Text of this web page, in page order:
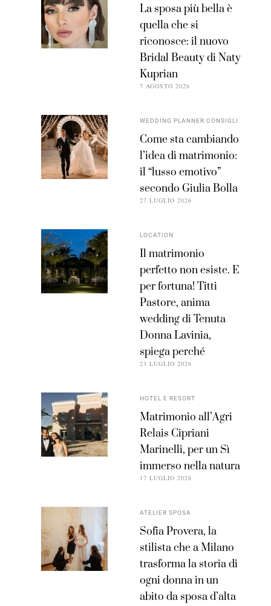
La sposa più bella è
quella che si
riconosce: il nuovo
Bridal Beauty di Naty
Kuprian
7 AGOSTO 2026
WEDDING PLANNER CONSIGLI
Come sta cambiando
l’idea di matrimonio:
il “lusso emotivo”
secondo Giulia Bolla
27 LUGLIO 2026
LOCATION
Il matrimonio
perfetto non esiste. E
per fortuna! Titti
Pastore, anima
wedding di Tenuta
Donna Lavinia,
spiega perché
23 LUGLIO 2026
HOTEL E RESORT
Matrimonio all’Agri
Relais Cipriani
Marinelli, per un Sì
immerso nella natura
17 LUGLIO 2026
ATELIER SPOSA
Sofia Provera, la
stilista che a Milano
trasforma la storia di
ogni donna in un
abito da sposa d’alta